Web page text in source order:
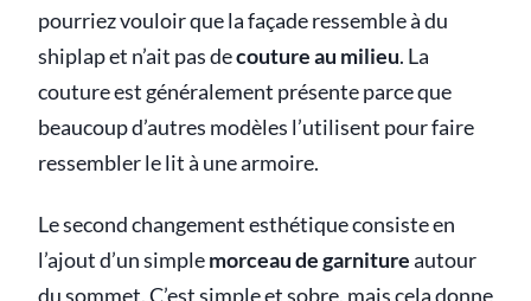
pourriez vouloir que la façade ressemble à du
shiplap et n’ait pas decouture au milieu. La
couture est généralement présente parce que
beaucoup d’autres modèles l’utilisent pour faire
ressembler le lit à une armoire.
Le second changement esthétique consiste en
l’ajout d’un simplemorceau de garnitureautour
du sommet. C’est simple et sobre, mais cela donne